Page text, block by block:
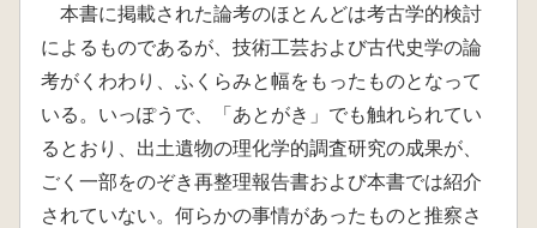
本書に掲載された論考のほとんどは考古学的検討
によるものであるが、技術工芸および古代史学の論
考がくわわり、ふくらみと幅をもったものとなって
いる。いっぽうで、「あとがき」でも触れられてい
るとおり、出土遺物の理化学的調査研究の成果が、
ごく一部をのぞき再整理報告書および本書では紹介
されていない。何らかの事情があったものと推察さ